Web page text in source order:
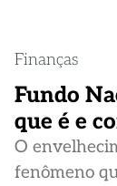
Finanças
Fundo
que é e
O
fenômeno